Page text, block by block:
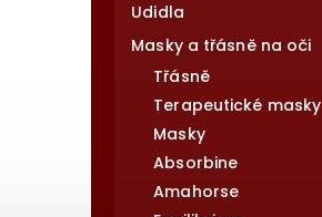
Udidla
Masky a třásně na oči
Třásně
Terapeutické masky
Masky
Absorbine
Amahorse